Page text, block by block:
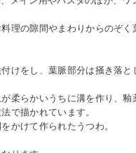
理の隙間やまわりからのぞく
けをし、葉脈部分は掻き落と
柔らかいうちに溝を作り、釉
で描かれています。
かけて作られたうつわ。